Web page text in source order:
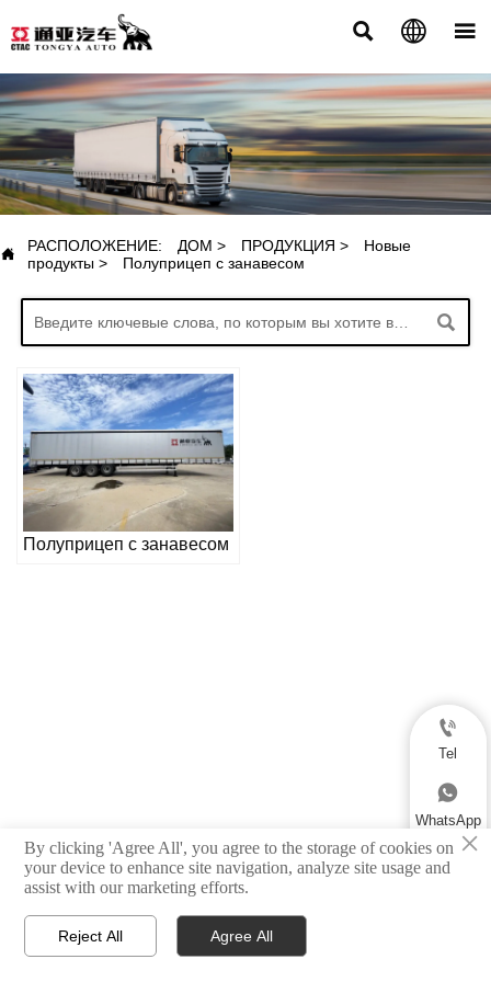
  
ПРОДУКЦИЯ
 РАСПОЛОЖЕНИЕ: ДОМ > ПРОДУКЦИЯ >
Новые
продукты > Полуприцеп с занавесом

Полуприцеп с занавесом


Tel

WhatsApp
 ×
By clicking 'Agree All', you agree to the storage of cookies on
your device to enhance site navigation, analyze site usage and
assist with our marketing efforts.
Reject All Agree All